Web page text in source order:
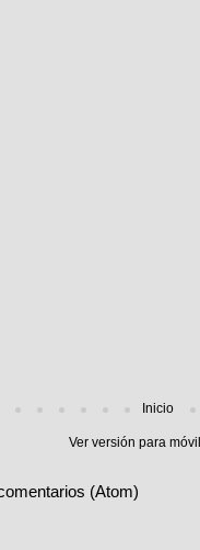
Inicio
Ver versión para
(Atom)